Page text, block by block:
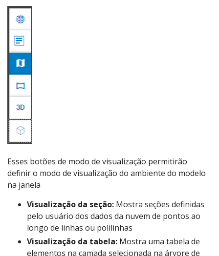
Esses botões de modo de visualização permitirão
definir o modo de visualização do ambiente do modelo
na janela
Visualização da seção: Mostra seções definidas
pelo usuário dos dados da nuvem de pontos ao
longo de linhas ou polilinhas
Visualização da tabela: Mostra uma tabela de
elementos na camada selecionada na árvore de